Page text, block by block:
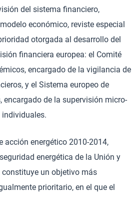
del sistema financiero,
económico, reviste especial
otorgada al desarrollo del
financiera europea: el Comité
encargado de la vigilancia de
y el Sistema europeo de
encargado de la supervisión micro-
acción energético 2010-2014,
energética de la Unión y
un objetivo más
prioritario, en el que el